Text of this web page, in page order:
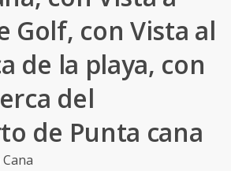
Golf, con Vista al
de la playa, con
del
de Punta cana